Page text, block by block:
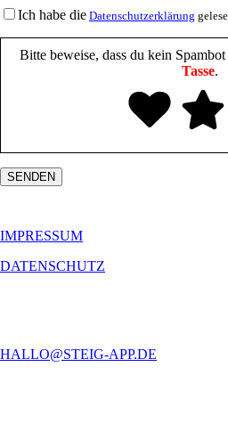
Ich habe die Datenschutzerklärung
Bitte beweise, dass du kein
Tasse.
IMPRESSUM
DATENSCHUTZ
HALLO@STEIG-APP.DE